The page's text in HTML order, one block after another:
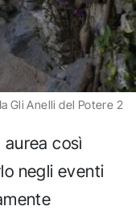
Gli Anelli del Potere 2
così
negli eventi